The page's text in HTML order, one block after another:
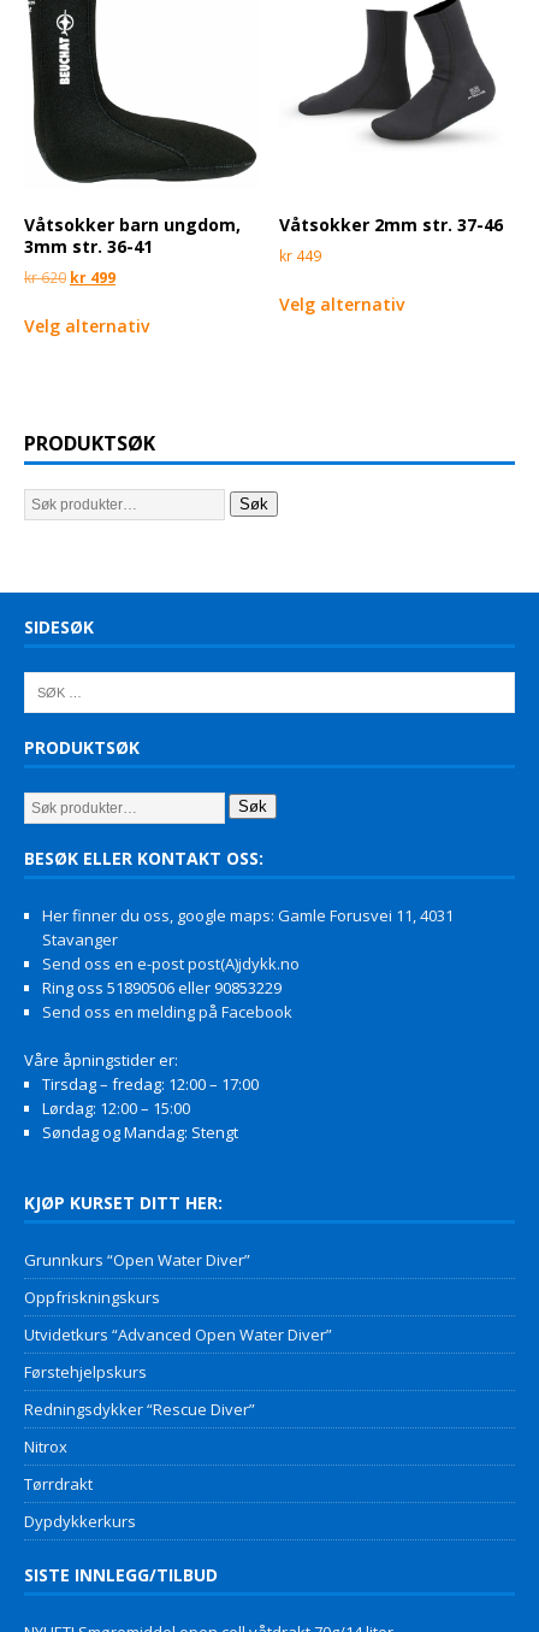
Våtsokker barn ungdom,
3mm str. 36-41
kr620 kr 499
Velg alternativ
Våtsokker 2mm str. 37-46
kr 449
Velg alternativ
PRODUKTSØK
Søk
SIDESØK
PRODUKTSØK
Søk
BESØK ELLER KONTAKT OSS:
Her finner du oss, google maps: Gamle Forusvei 11, 4031
Stavanger
Send oss en e-post post(A)jdykk.no
Ring oss 51890506 eller 90853229
Send oss en melding på Facebook
Våre åpningstider er:
Tirsdag – fredag: 12:00 – 17:00
Lørdag: 12:00 – 15:00
Søndag og Mandag: Stengt
KJØP KURSET DITT HER:
Grunnkurs “Open Water Diver”
Oppfriskningskurs
Utvidetkurs “Advanced Open Water Diver”
Førstehjelpskurs
Redningsdykker “Rescue Diver”
Nitrox
Tørrdrakt
Dypdykkerkurs
SISTE INNLEGG/TILBUD